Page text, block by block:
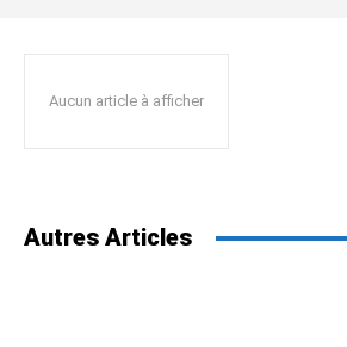
Aucun article à afficher
Autres Articles